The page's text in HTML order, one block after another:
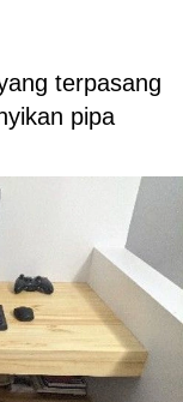
terpasang
pipa